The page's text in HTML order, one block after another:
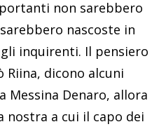
non sarebbero
nascoste in
inquirenti. Il pensiero
Riina, dicono alcuni
Messina Denaro, allora
nostra a cui il capo dei